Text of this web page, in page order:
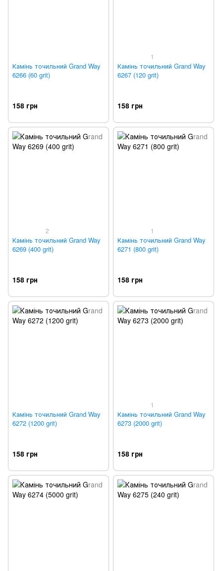
Камінь точильний Grand Way
6266 (60 grit)
158 грн
1
Камінь точильний Grand Way
6267 (120 grit)
158 грн
2
Камінь точильний Grand Way
6269 (400 grit)
158 грн
1
Камінь точильний Grand Way
6271 (800 grit)
158 грн
Камінь точильний Grand Way
6272 (1200 grit)
158 грн
1
Камінь точильний Grand Way
6273 (2000 grit)
158 грн